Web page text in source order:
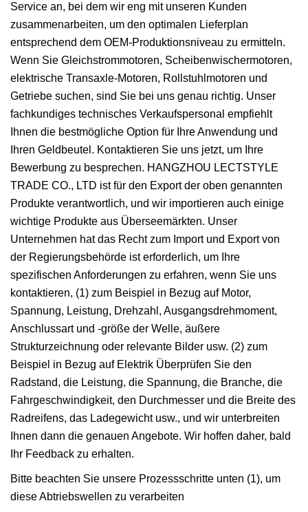
Service an, bei dem wir eng mit unseren Kunden
zusammenarbeiten, um den optimalen Lieferplan
entsprechend dem OEM-Produktionsniveau zu ermitteln.
Wenn Sie Gleichstrommotoren, Scheibenwischermotoren,
elektrische Transaxle-Motoren, Rollstuhlmotoren und
Getriebe suchen, sind Sie bei uns genau richtig. Unser
fachkundiges technisches Verkaufspersonal empfiehlt
Ihnen die bestmögliche Option für Ihre Anwendung und
Ihren Geldbeutel. Kontaktieren Sie uns jetzt, um Ihre
Bewerbung zu besprechen. HANGZHOU LECTSTYLE
TRADE CO., LTD ist für den Export der oben genannten
Produkte verantwortlich, und wir importieren auch einige
wichtige Produkte aus Überseemärkten. Unser
Unternehmen hat das Recht zum Import und Export von
der Regierungsbehörde ist erforderlich, um Ihre
spezifischen Anforderungen zu erfahren, wenn Sie uns
kontaktieren, (1) zum Beispiel in Bezug auf Motor,
Spannung, Leistung, Drehzahl, Ausgangsdrehmoment,
Anschlussart und -größe der Welle, äußere
Strukturzeichnung oder relevante Bilder usw. (2) zum
Beispiel in Bezug auf Elektrik Überprüfen Sie den
Radstand, die Leistung, die Spannung, die Branche, die
Fahrgeschwindigkeit, den Durchmesser und die Breite des
Radreifens, das Ladegewicht usw., und wir unterbreiten
Ihnen dann die genauen Angebote. Wir hoffen daher, bald
Ihr Feedback zu erhalten.
Bitte beachten Sie unsere Prozessschritte unten (1), um
diese Abtriebswellen zu verarbeiten